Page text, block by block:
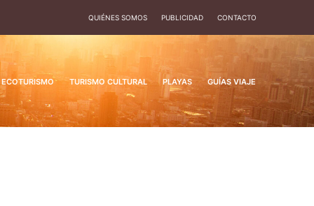
QUIÉNES SOMOS PUBLICIDAD CONTACTO
ECOTURISMO TURISMO CULTURAL PLAYAS GUÍAS VIAJE